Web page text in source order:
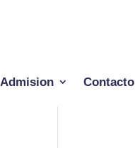
Admision Contacto